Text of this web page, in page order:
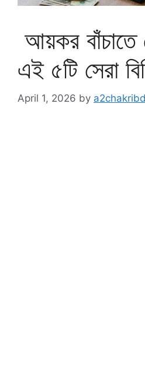
আয়কর বাঁচাতে
এই ৫টি সেরা
April 1, 2026 by a2chakribd